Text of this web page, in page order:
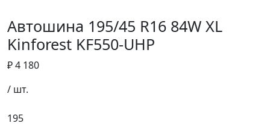
Автошина 195/45 R16 84W XL
Kinforest KF550-UHP
₽ 4 180
/ шт.
195